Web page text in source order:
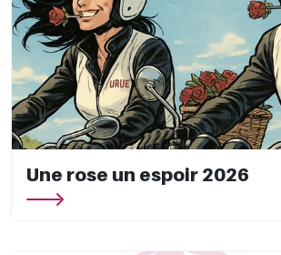
Une rose un espoir 2026